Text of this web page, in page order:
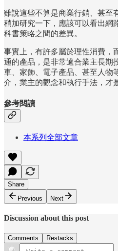
雖說這些不算是商業行銷、甚至
稍加研究一下，應該可以看出網
科書策略之間的差異。
事實上，有許多屬於理性消費，
通的產品，是非常適合業主長期
車、家飾、電子產品、甚至人物
介，業主的觀念和執行手法，才
參考閱讀
本系列全部文章
Share
Previous
Next
Discussion about this post
Comments Restacks